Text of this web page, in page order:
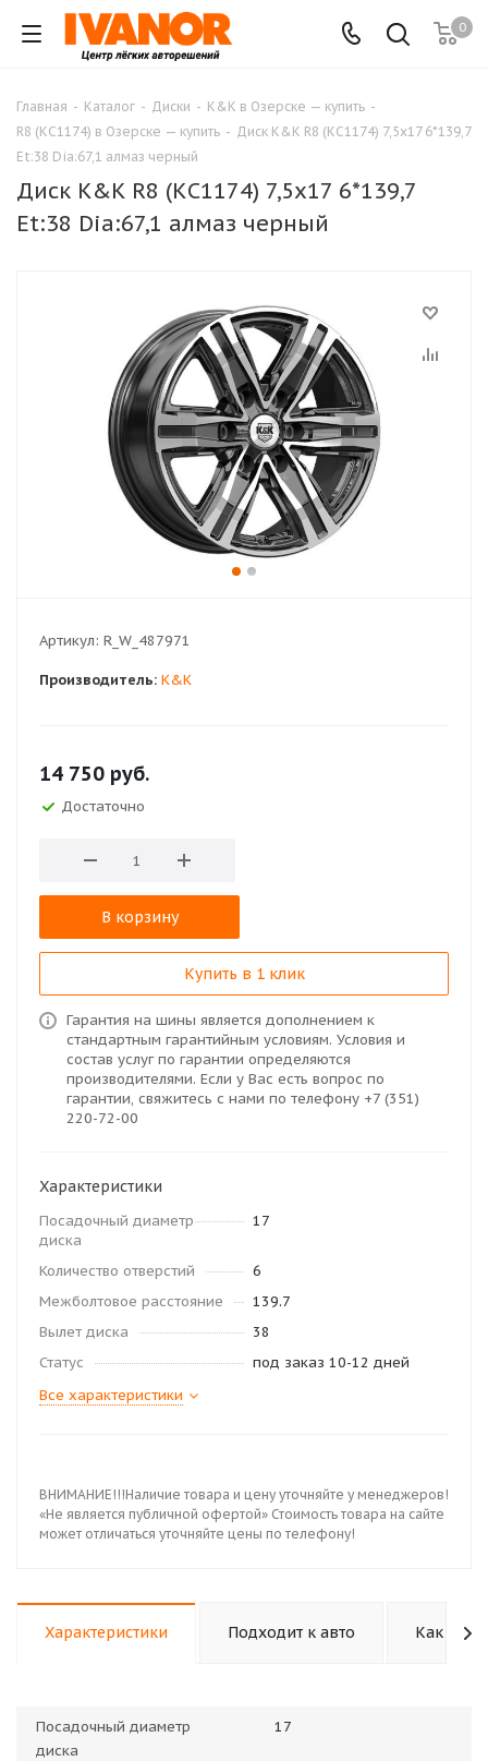
0
Главная - Каталог - Диски - K&K в Озерске — купить -
R8 (КС1174) в Озерске — купить - Диск K&K R8 (КС1174) 7,5x17 6*139,7
Et:38 Dia:67,1 алмаз черный
Диск K&K R8 (КС1174) 7,5x17 6*139,7
Et:38 Dia:67,1 алмаз черный
Артикул: R_W_487971
Производитель: K&K
14 750 руб.
Достаточно
В корзину
Купить в 1 клик
Гарантия на шины является дополнением к
стандартным гарантийным условиям. Условия и
состав услуг по гарантии определяются
производителями. Если у Вас есть вопрос по
гарантии, свяжитесь с нами по телефону +7 (351)
220-72-00
Характеристики
Посадочный диаметр
диска
17
Количество отверстий
6
Межболтовое расстояние
139.7
Вылет диска
38
Статус
под заказ 10-12 дней
Все характеристики
ВНИМАНИЕ!!!Наличие товара и цену уточняйте у менеджеров!
«Не является публичной офертой» Стоимость товара на сайте
может отличаться уточняйте цены по телефону!
Характеристики Подходит к авто Как
Посадочный диаметр
диска
17